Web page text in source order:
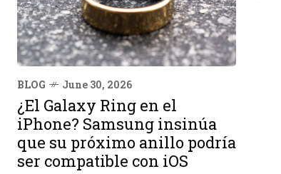
BLOG June 30, 2026
¿El Galaxy Ring en el
iPhone? Samsung insinúa
que su próximo anillo podría
ser compatible con iOS